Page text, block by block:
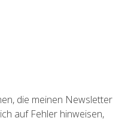
die meinen Newsletter
auf Fehler hinweisen,